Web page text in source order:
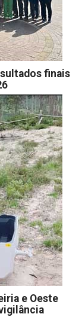
finais
e Oeste